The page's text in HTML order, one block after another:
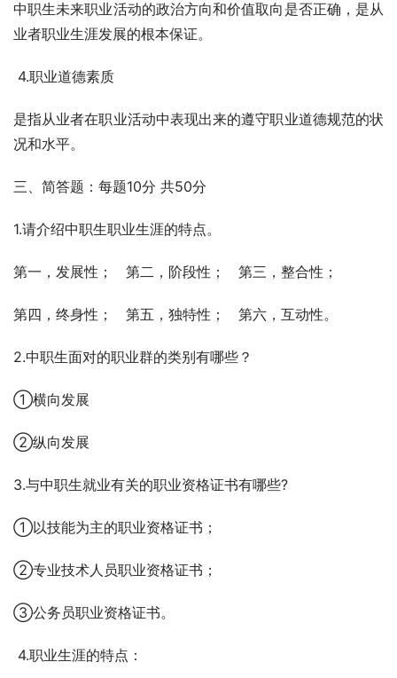
中职生未来职业活动的政治方向和价值取向是否正确，是从
业者职业生涯发展的根本保证。
4.职业道德素质
是指从业者在职业活动中表现出来的遵守职业道德规范的状
况和水平。
三、简答题：每题10分 共50分
1.请介绍中职生职业生涯的特点。
第一，发展性；   第二，阶段性；   第三，整合性；
第四，终身性；   第五，独特性；   第六，互动性。
2.中职生面对的职业群的类别有哪些？
①横向发展
②纵向发展
3.与中职生就业有关的职业资格证书有哪些?
①以技能为主的职业资格证书；
②专业技术人员职业资格证书；
③公务员职业资格证书。
4.职业生涯的特点：